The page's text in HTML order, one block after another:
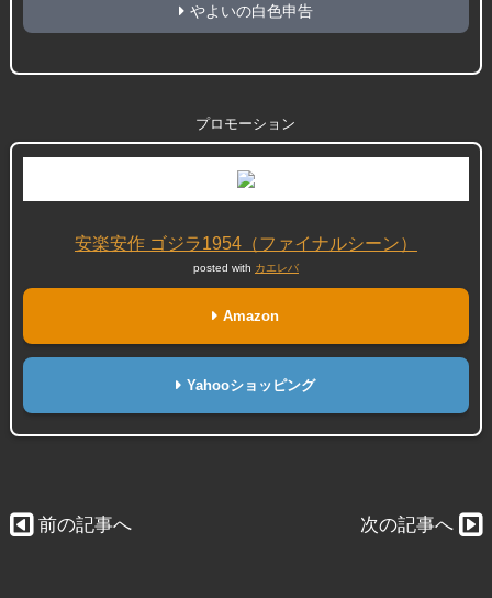
やよいの白色申告
プロモーション
安楽安作 ゴジラ1954（ファイナルシーン）
posted with カエレバ
Amazon
Yahooショッピング
前の記事へ 次の記事へ